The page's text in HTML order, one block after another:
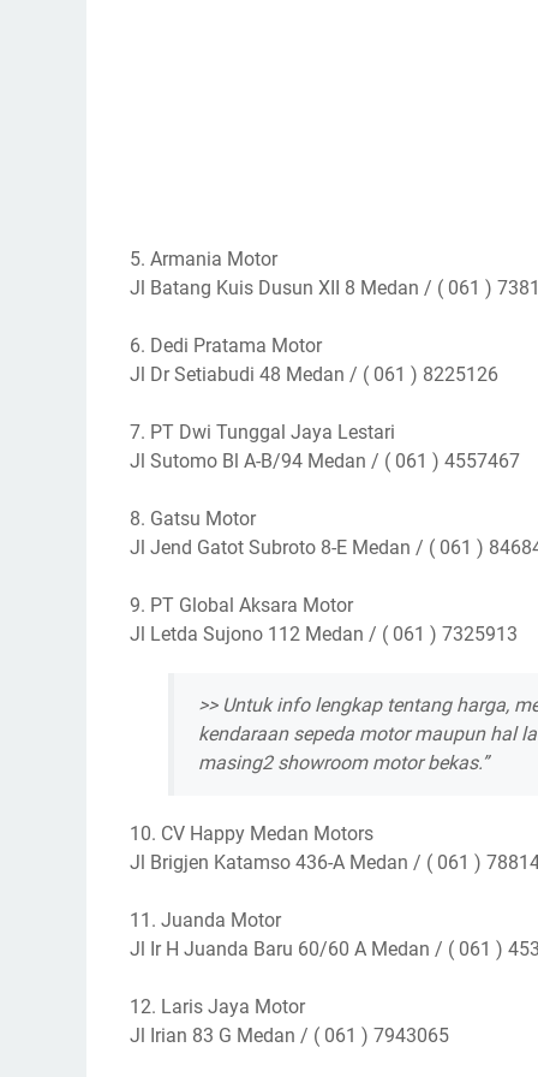
5. Armania Motor
Jl Batang Kuis Dusun XII 8 Medan / ( 061 )
6. Dedi Pratama Motor
Jl Dr Setiabudi 48 Medan / ( 061 ) 8225126
7. PT Dwi Tunggal Jaya Lestari
Jl Sutomo Bl A-B/94 Medan / ( 061 ) 4557467
8. Gatsu Motor
Jl Jend Gatot Subroto 8-E Medan / ( 061 )
9. PT Global Aksara Motor
Jl Letda Sujono 112 Medan / ( 061 ) 7325913
>> Untuk info lengkap tentang harga,
kendaraan sepeda motor maupun hal
masing2 showroom motor bekas.”
10. CV Happy Medan Motors
Jl Brigjen Katamso 436-A Medan / ( 061 )
11. Juanda Motor
Jl Ir H Juanda Baru 60/60 A Medan / ( 061 )
12. Laris Jaya Motor
Jl Irian 83 G Medan / ( 061 ) 7943065